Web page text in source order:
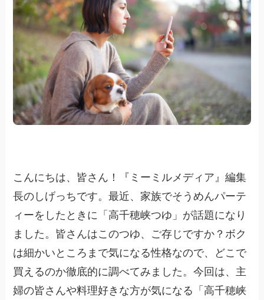
こんにちは、皆さん！『ミーミルメディア』編集
長のしげっちです。最近、家族でそうめんパーテ
ィーをしたときに「高千穂峡つゆ」が話題になり
ました。皆さんはこのつゆ、ご存じですか？ボク
は細かいところまで気になる性格なので、どこで
買えるのか徹底的に調べてみました。今回は、主
婦の皆さんや料理好きな方が気になる「高千穂峡